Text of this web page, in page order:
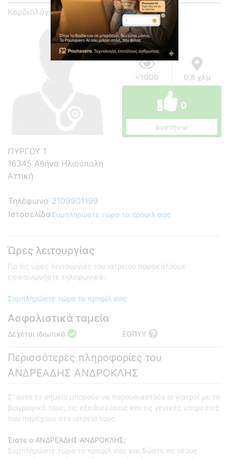
Καρδιολόγος
<1000 0,8 χλμ
0
συστήνω
ΠΥΡΓΟΥ 1
16345 Αθήνα Ηλιούπολη
Αττική
Τηλέφωνο 2109901199
Ιστοσελίδα Συμπληρώστε τώρα το προφίλ σας
Ώρες λειτουργίας
Για τις ώρες λειτουργίας του ιατρείου παρακαλούμε
επικοινωνήστε τηλεφωνικά.
Συμπληρώστε τώρα το προφίλ σας
Ασφαλιστικά ταμεία
Δέχεται ιδιωτικά ΕΟΠΥΥ
Περισσότερες πληροφορίες του
ΑΝΔΡΕΑΔΗΣ ΑΝΔΡΟΚΛΗΣ
Σ' αυτό το σημείο μπορούν να παρουσιαστούν οι γιατροί με το
βιογραφικό τους, τις εξειδικεύσεις και τις γενικές υπηρεσίες
που παρέχουν στο ιατρείο τους.
Έιστε ο ΑΝΔΡΕΑΔΗΣ ΑΝΔΡΟΚΛΗΣ;
Συμπληρώστε τώρα το προφίλ σας και δώστε σε νέους